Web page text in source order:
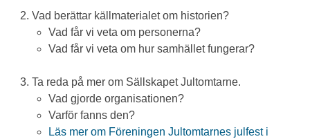
Vad berättar källmaterialet om historien?
Vad får vi veta om personerna?
Vad får vi veta om hur samhället fungerar?
Ta reda på mer om Sällskapet Jultomtarne.
Vad gjorde organisationen?
Varför fanns den?
Läs mer om Föreningen Jultomtarnes julfest i